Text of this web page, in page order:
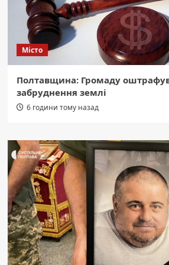
Місто
Полтавщина: Громаду
забруднення землі
6 години тому назад